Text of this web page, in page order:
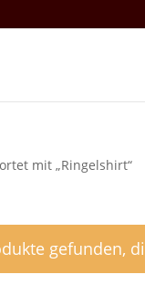
mit „Ringelshirt“
gefunden,